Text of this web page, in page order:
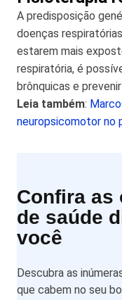
A predisposição
doenças
estarem mais
respiratória, é
brônquicas e
Leia também:
neuropsicomotor no
Confira as
de saúde
você
Descubra as
que cabem no seu